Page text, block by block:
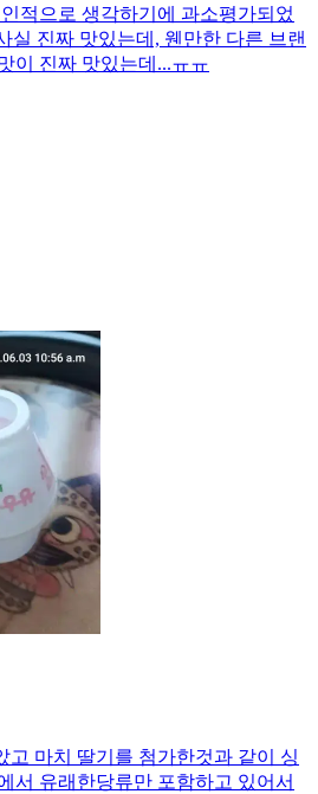
적으로 생각하기에 과소평가되었
실 진짜 맛있는데, 웬만한 다른 브랜
이 진짜 맛있는데...ㅠㅠ
고 마치 딸기를 첨가한것과 같이 싱
서 유래한당류만 포함하고 있어서